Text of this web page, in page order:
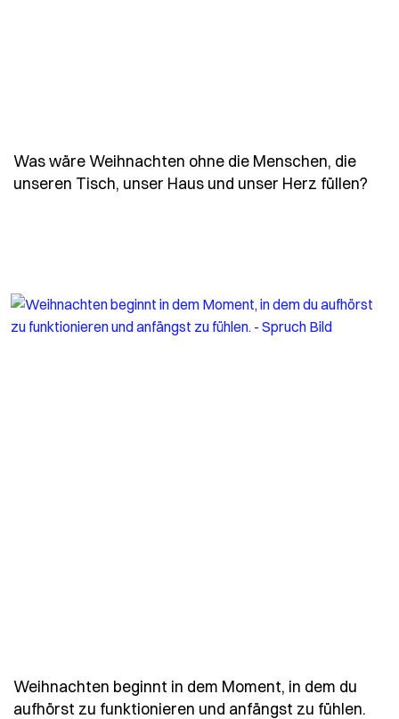
Was wäre Weihnachten ohne die Menschen, die
unseren Tisch, unser Haus und unser Herz füllen?
Weihnachten beginnt in dem Moment, in dem du
aufhörst zu funktionieren und anfängst zu fühlen.